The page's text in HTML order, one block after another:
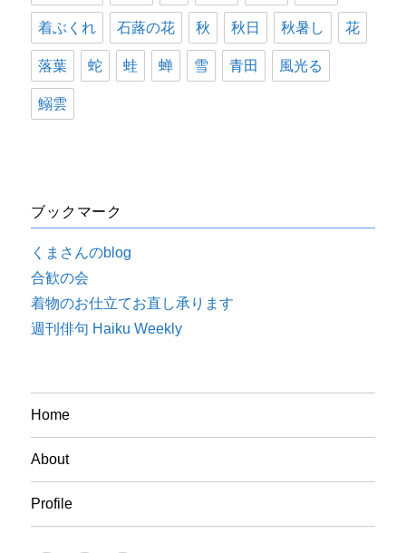
着ぶくれ 石蕗の花 秋 秋日 秋暑し 花
落葉 蛇 蛙 蝉 雪 青田 風光る
鰯雲
ブックマーク
くまさんのblog
合歓の会
着物のお仕立てお直し承ります
週刊俳句 Haiku Weekly
Home
About
Profile